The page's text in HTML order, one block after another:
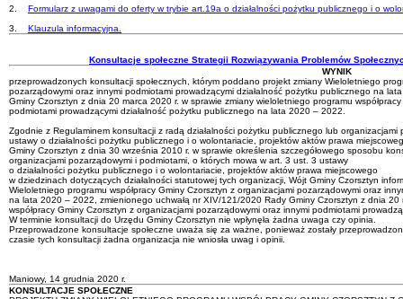
2. Formularz z uwagami do oferty w trybie art.19a o działalności pożytku publicznego i o
3. Klauzula informacyjna.
Konsultacje społeczne Strategii Rozwiązywania Problemów
WYNIK
przeprowadzonych konsultacji społecznych, którym poddano projekt zmiany Wieloletniego
pozarządowymi oraz innymi podmiotami prowadzącymi działalność pożytku publicznego na
Gminy Czorsztyn z dnia 20 marca 2020 r. w sprawie zmiany wieloletniego programu
podmiotami prowadzącymi działalność pożytku publicznego na lata 2020 – 2022.
Zgodnie z Regulaminem konsultacji z radą działalności pożytku publicznego lub
ustawy o działalności pożytku publicznego i o wolontariacie, projektów aktów prawa
Gminy Czorsztyn z dnia 30 września 2010 r. w sprawie określenia szczegółowego sposobu
organizacjami pozarządowymi i podmiotami, o których mowa w art. 3 ust. 3 ustawy
o działalności pożytku publicznego i o wolontariacie, projektów aktów prawa miejscowego
w dziedzinach dotyczących działalności statutowej tych organizacji, Wójt Gminy Czorsztyn
Wieloletniego programu współpracy Gminy Czorsztyn z organizacjami pozarządowymi oraz
na lata 2020 – 2022, zmienionego uchwałą nr XIV/121/2020 Rady Gminy Czorsztyn z dnia
współpracy Gminy Czorsztyn z organizacjami pozarządowymi oraz innymi podmiotami
W terminie konsultacji do Urzędu Gminy Czorsztyn nie wpłynęła żadna uwaga czy opinia.
Przeprowadzone konsultacje społeczne uważa się za ważne, ponieważ zostały
czasie tych konsultacji żadna organizacja nie wniosła uwag i opinii.
Maniowy, 14 grudnia 2020 r.
KONSULTACJE SPOŁECZNE